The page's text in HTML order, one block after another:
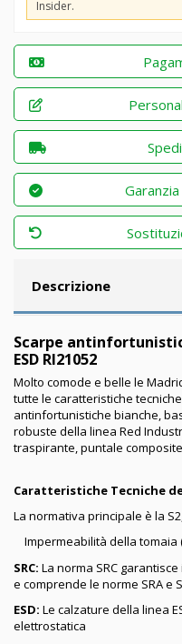
Insider.
Descrizione
Scarpe
ESD RI21052
Molto comode e belle le
tutte le caratteristiche
antinfortunistiche bianche,
robuste della linea Red
traspirante, puntale
Caratteristiche Tecniche
La normativa principale è la
Impermeabilità della tomaia
SRC: La norma SRC
e comprende le norme SRA e
ESD: Le calzature della linea
elettrostatica